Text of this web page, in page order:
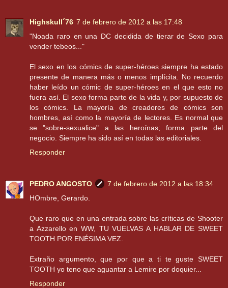
Highskull´76 7 de febrero de 2012 a las 17:48
"Noada raro en una DC decidida de tierar de Sexo para
vender tebeos..."
El sexo en los cómics de super-héroes siempre ha estado
presente de manera más o menos implícita. No recuerdo
haber leído un cómic de super-héroes en el que esto no
fuera así. El sexo forma parte de la vida y, por supuesto de
los cómics. La mayoría de creadores de cómics son
hombres, así como la mayoría de lectores. Es normal que
se "sobre-sexualice" a las heroínas; forma parte del
negocio. Siempre ha sido así en todas las editoriales.
Responder
PEDRO ANGOSTO
7 de febrero de 2012 a las 18:34
HOmbre, Gerardo.
Que raro que en una entrada sobre las críticas de Shooter
a Azzarello en WW, TU VUELVAS A HABLAR DE SWEET
TOOTH POR ENÉSIMA VEZ.
Extraño argumento, que por que a ti te guste SWEET
TOOTH yo teno que aguantar a Lemire por doquier...
Responder